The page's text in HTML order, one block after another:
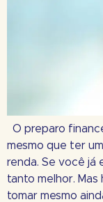
O preparo
mesmo que ter
renda. Se você já
tanto melhor.
tomar mesmo